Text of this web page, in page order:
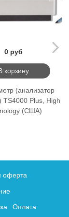
0 руб
корзину
(анализатор
TS4000 Plus, High
(США)
оферта
Оплата